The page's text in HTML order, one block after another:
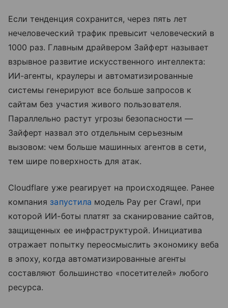
Если тенденция сохранится, через пять лет
нечеловеческий трафик превысит человеческий в
1000 раз. Главным драйвером Зайферт называет
взрывное развитие искусственного интеллекта:
ИИ-агенты, краулеры и автоматизированные
системы генерируют все больше запросов к
сайтам без участия живого пользователя.
Параллельно растут угрозы безопасности —
Зайферт назвал это отдельным серьезным
вызовом: чем больше машинных агентов в сети,
тем шире поверхность для атак.
Cloudflare уже реагирует на происходящее. Ранее
компания запустила модель Pay per Crawl, при
которой ИИ-боты платят за сканирование сайтов,
защищенных ее инфраструктурой. Инициатива
отражает попытку переосмыслить экономику веба
в эпоху, когда автоматизированные агенты
составляют большинство «посетителей» любого
ресурса.